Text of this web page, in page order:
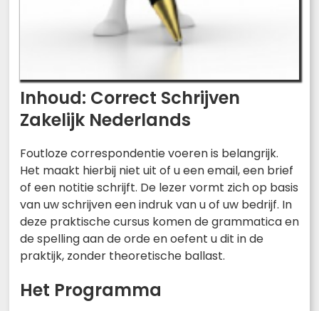
Inhoud: Correct Schrijven
Zakelijk Nederlands
Foutloze correspondentie voeren is belangrijk.
Het maakt hierbij niet uit of u een email, een brief
of een notitie schrijft. De lezer vormt zich op basis
van uw schrijven een indruk van u of uw bedrijf. In
deze praktische cursus komen de grammatica en
de spelling aan de orde en oefent u dit in de
praktijk, zonder theoretische ballast.
Het Programma